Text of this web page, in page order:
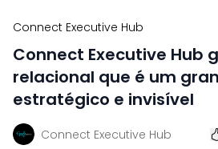
Connect Executive Hub
Connect Executive Hub
relacional que é um
estratégico e invisível
Connect Executive Hub